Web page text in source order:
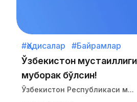
#Ҳодисалар #Байрамлар
Ўзбекистон
муборак бўлсин!
Ўзбекистон Республикаси м...